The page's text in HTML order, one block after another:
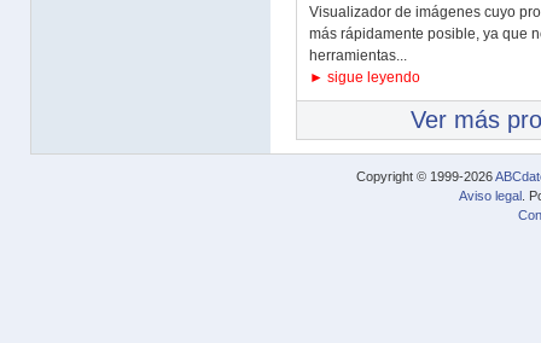
Visualizador de imágenes cuyo
más rápidamente posible, ya que
herramientas...
► sigue leyendo
Ver más
Copyright © 1999-2026
Aviso legal .